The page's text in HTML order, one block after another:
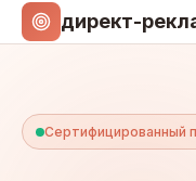
директ-
Сертифицированный